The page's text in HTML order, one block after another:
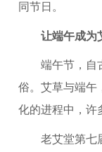
同节日。
让端午成为
端午节，自
俗。艾草与端午
化的进程中，许
老艾堂第七